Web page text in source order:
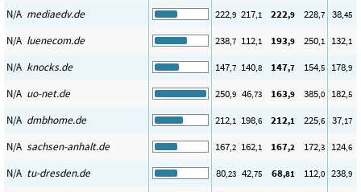
N/A mediaedv.de 222,9 217,1 222,9 228,7 38,45
N/A luenecom.de 238,7 112,1 193,9 250,1 132,1
N/A knocks.de 147,7 140,8 147,7 154,5 178,9
N/A uo-net.de 250,9 46,73 163,9 385,0 182,5
N/A dmbhome.de 212,1 198,6 212,1 225,6 37,17
N/A sachsen-anhalt.de 167,2 162,1 167,2 172,3 124,6
N/A tu-dresden.de 80,23 42,75 68,81 112,0 238,9